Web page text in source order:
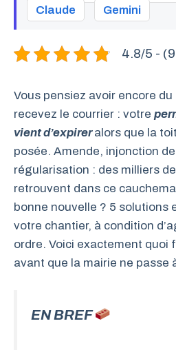
Claude
Gemini
4.8/5 -
Vous pensiez avoir encore
recevez le courrier : votre
vient d’expireralors que la
posée. Amende, injonction
régularisation : des milliers
retrouvent dans ce
bonne nouvelle ? 5 solutions
votre chantier, à condition
ordre. Voici exactement quoi
avant que la mairie ne passe
EN BREF